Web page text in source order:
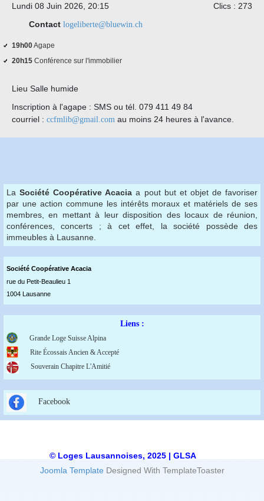
Lundi 08 Juin 2026, 20:15 Clics: 273
Contact logeliberte@bluewin.ch
19h00Agape
20h15 Conférence sur l'immobilier
Lieu Salle humide
Inscription à l'agape : SMS ou tél. 079 411 49 84
courriel : ccfmlib@gmail.com au moins 24 heures à l'avance.
LaSociété Coopérative Acacia a pout but et objet de favoriser
par une action commune les intérêts moraux et matériels de ses
membres, en mettant à leur disposition des locaux de réunion,
conférences, concerts ; à cet effet, la société possède des
immeubles à Lausanne.
Société Coopérative Acacia
rue du Petit-Beaulieu 1
1004 Lausanne
Liens :
Grande Loge Suisse Alpina
Rite Écossais Ancien & Accepté
Souverain Chapitre L'Amitié
Facebook
© Loges Lausannoises, 2025 | GLSA
Joomla Template Designed With TemplateToaster